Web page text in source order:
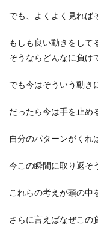
でも、よくよく見れば
もしも良い動きをして
そうならどんなに負け
でも今はそういう動き
だったら今は手を止め
自分のパターンがくれ
今この瞬間に取り返そ
これらの考えが頭の中
さらに言えばなぜこの